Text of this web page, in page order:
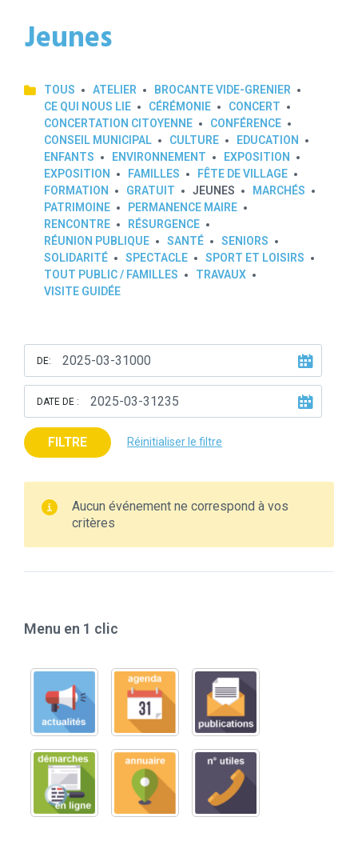
Jeunes
TOUS ATELIER
BROCANTE VIDE-GRENIER
CE QUI NOUS LIE
CÉRÉMONIE
CONCERT
CONCERTATION CITOYENNE
CONFÉRENCE
CONSEIL MUNICIPAL
CULTURE
EDUCATION
ENFANTS
ENVIRONNEMENT
EXPOSITION
EXPOSITION
FAMILLES
FÊTE DE VILLAGE
FORMATION
GRATUIT JEUNES
MARCHÉS
PATRIMOINE
PERMANENCE MAIRE
RENCONTRE
RÉSURGENCE
RÉUNION PUBLIQUE
SANTÉ
SENIORS
SOLIDARITÉ
SPECTACLE
SPORT ET LOISIRS
TOUT PUBLIC / FAMILLES
TRAVAUX
VISITE GUIDÉE
DE:
DATE DE :
FILTRE Réinitialiser le filtre
Aucun événement ne correspond à vos
critères
Menu en 1 clic